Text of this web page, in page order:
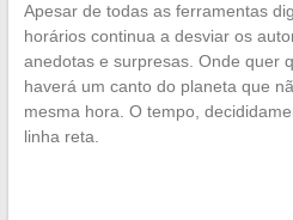
Apesar de todas as ferramentas
horários continua a desviar os
anedotas e surpresas. Onde quer
haverá um canto do planeta que
mesma hora. O tempo,
linha reta.